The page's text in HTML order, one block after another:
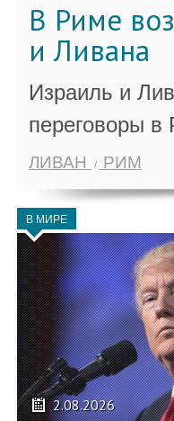
В Риме
и Ливана
Израиль и
переговоры
ЛИВАН РИМ
В МИРЕ
2.08.2026